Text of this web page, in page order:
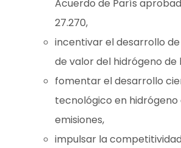
Acuerdo de París
27.270,
incentivar el desarrollo
de valor del hidrógeno de
fomentar el desarrollo
tecnológico en hidrógeno
emisiones,
impulsar la